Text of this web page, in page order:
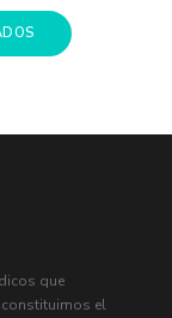
que
el